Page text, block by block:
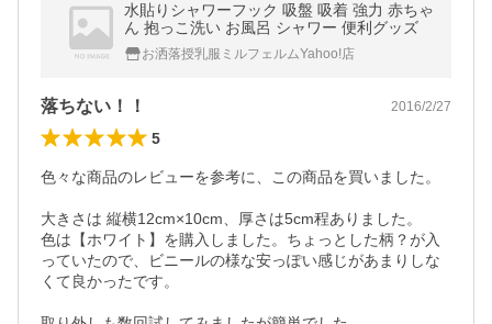
水貼りシャワーフック 吸盤 吸着 強力 赤ちゃ
ん 抱っこ洗い お風呂 シャワー 便利グッズ
お洒落授乳服ミルフェルムYahoo!店
落ちない！！ 2016/2/27
5
色々な商品のレビューを参考に、この商品を買いました。
大きさは 縦横12cm×10cm、厚さは5cm程ありました。
色は【ホワイト】を購入しました。ちょっとした柄？が入
っていたので、ビニールの様な安っぽい感じがあまりしな
くて良かったです。